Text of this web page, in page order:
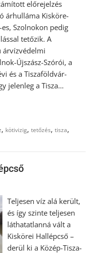
előrejelzés
árhulláma Kisköre-
Szolnokon pedig
tetőzik. A
árvízvédelmi
Újszász-Szórói, a
és a Tiszaföldvár-
jelenleg a Tisza…
, kötivizig,tetőzés,tisza,
Teljesen víz alá került,
és így szinte teljesen
láthatatlanná vált a
Kiskörei Hallépcső –
derül ki a Közép-Tisza-